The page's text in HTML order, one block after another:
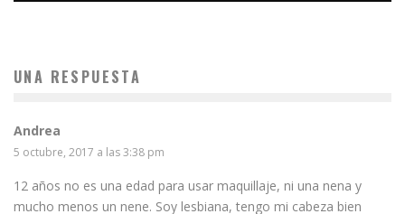
UNA RESPUESTA
Andrea
5 octubre, 2017 a las 3:38 pm
12 años no es una edad para usar maquillaje, ni una nena y
mucho menos un nene. Soy lesbiana, tengo mi cabeza bien